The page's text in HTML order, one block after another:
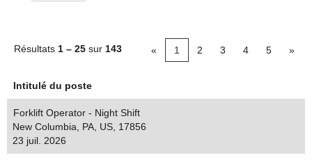
Résultats 1 – 25 sur 143 « 1 2 3 4 5 »
Intitulé du poste
Forklift Operator - Night Shift
New Columbia, PA, US, 17856
23 juil. 2026